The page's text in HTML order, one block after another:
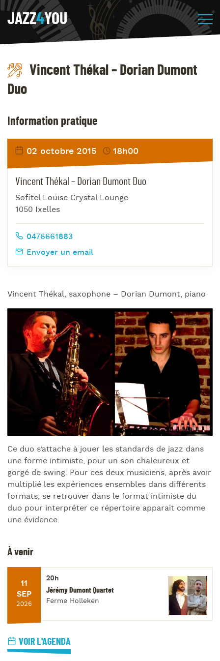
JAZZ4YOU
Vincent Thékal – Dorian Dumont
Duo
Vincent Thékal, saxophone – Dorian Dumont, piano
Ce duo s’attache à jouer les standards de jazz dans
une forme intimiste, pour un son chaleureux et
gorgé de swing. Pour ces deux musiciens, après avoir
multiplié les expériences ensembles dans différents
formats, se retrouver dans le format intimiste du
duo pour interpréter ce répertoire apparait comme
une évidence.
Information pratique
02 octobre 2015 18h00
Vincent Thékal – Dorian Dumont Duo
Sofitel Louise Crystal Lounge
1050 Ixelles
0476661883
Envoyer un email
À venir
11
SEP
2026
20h
Jérémy Dumont Quartet
Ferme Holleken
VOIR L'AGENDA